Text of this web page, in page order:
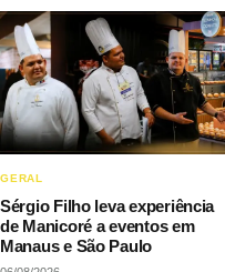
GERAL
Sérgio Filho leva experiência
de Manicoré a eventos em
Manaus e São Paulo